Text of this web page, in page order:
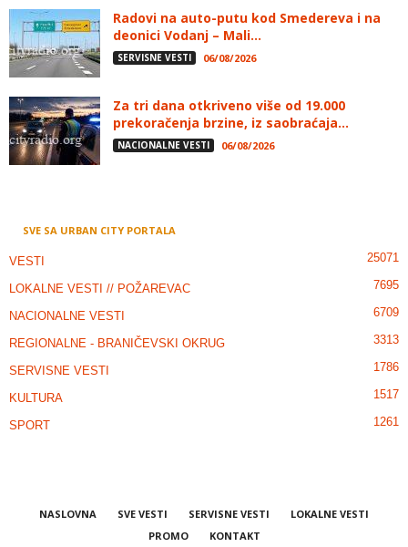
Radovi na auto-putu kod Smedereva i na
deonici Vodanj – Mali...
SERVISNE VESTI 06/08/2026
Za tri dana otkriveno više od 19.000
prekoračenja brzine, iz saobraćaja...
NACIONALNE VESTI 06/08/2026
SVE SA URBAN CITY PORTALA
VESTI 25071
LOKALNE VESTI // POŽAREVAC 7695
NACIONALNE VESTI 6709
REGIONALNE - BRANIČEVSKI OKRUG 3313
SERVISNE VESTI 1786
KULTURA 1517
SPORT 1261
NASLOVNA SVE VESTI SERVISNE VESTI
LOKALNE VESTI
PROMO
KONTAKT